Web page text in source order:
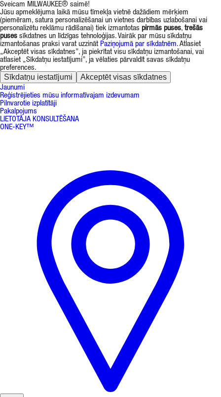
Sveicam MILWAUKEE® saimē!
Jūsu apmeklējuma laikā mūsu tīmekļa vietnē dažādiem mērķiem
(piemēram, satura personalizēšanai un vietnes darbības uzlabošanai vai
personalizētu reklāmu rādīšanai) tiek izmantotas pirmās puses, trešās
puses sīkdatnes un līdzīgas tehnoloģijas. Vairāk par mūsu sīkdatņu
izmantošanas praksi varat uzzināt Paziņojumā par sīkdatnēm. Atlasiet
„Akceptēt visas sīkdatnes”, ja piekrītat visu sīkdatņu izmantošanai, vai
atlasiet „Sīkdatņu iestatījumi”, ja vēlaties pārvaldīt savas sīkdatņu
preferences.
Sīkdatņu iestatījumi Akceptēt visas sīkdatnes
Jaunumi
Reģistrējieties mūsu informatīvajam izdevumam
Pilnvarotie izplatītāji
Pakalpojums
LIETOTĀJA KONSULTĒŠANA
ONE-KEY™